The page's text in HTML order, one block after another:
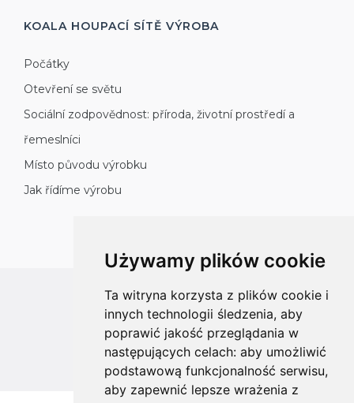
Używamy plików cookie
Ta witryna korzysta z plików cookie i
innych technologii śledzenia, aby
poprawić jakość przeglądania w
następujących celach: aby umożliwić
podstawową funkcjonalność serwisu,
aby zapewnić lepsze wrażenia z
KOALA HOUPACÍ SÍTĚ VÝROBA
Počátky
Otevření se světu
Sociální zodpovědnost: příroda, životní prostředí a
řemeslníci
Místo původu výrobku
Jak řídíme výrobu
All rights reserved
Copyright © 2026 koalahammock.com
Designed byMOUTON interactive